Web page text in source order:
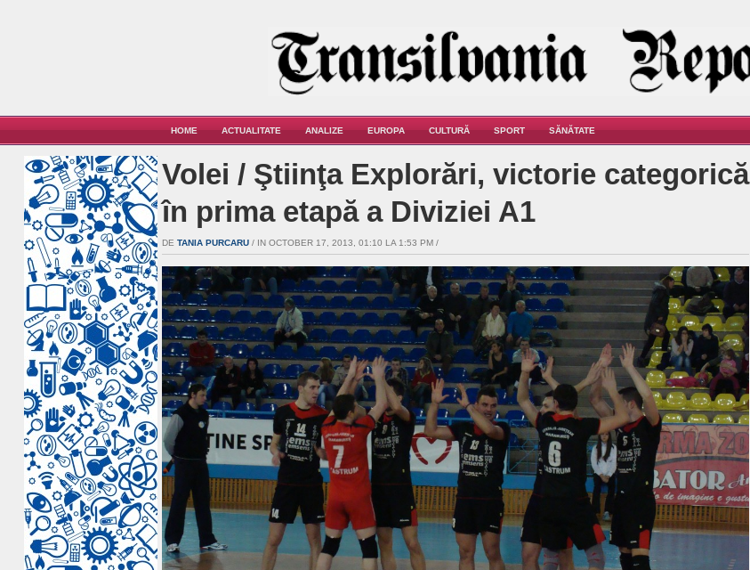
HOME ACTUALITATE ANALIZE EUROPA CULTURĂ SPORT SĂNĂTATE
Volei / Ştiinţa Explorări, victorie categorică
în prima etapă a Diviziei A1
DE TANIA PURCARU / IN OCTOBER 17, 2013, 01:10 LA 1:53 PM /